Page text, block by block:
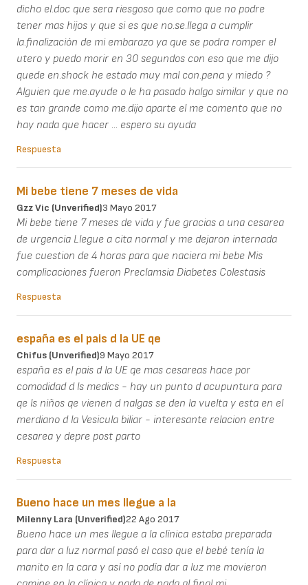
dicho el.doc que sera riesgoso que como que no podre
tener mas hijos y que si es que no.se.llega a cumplir
la.finalización de mi embarazo ya que se podra romper el
utero y puedo morir en 30 segundos con eso que me dijo
quede en.shock he estado muy mal con.pena y miedo ?
Alguien que me.ayude o le ha pasado halgo similar y que no
es tan grande como me.dijo aparte el me comento que no
hay nada que hacer ... espero su ayuda
Respuesta
Mi bebe tiene 7 meses de vida
Gzz Vic (unverified)3 Mayo 2017
Mi bebe tiene 7 meses de vida y fue gracias a una cesarea
de urgencia Llegue a cita normal y me dejaron internada
fue cuestion de 4 horas para que naciera mi bebe Mis
complicaciones fueron Preclamsia Diabetes Colestasis
Respuesta
españa es el pais d la UE qe
Chifus (unverified)9 Mayo 2017
españa es el pais d la UE qe mas cesareas hace por
comodidad d ls medics - hay un punto d acupuntura para
qe ls niños qe vienen d nalgas se den la vuelta y esta en el
merdiano d la Vesicula biliar - interesante relacion entre
cesarea y depre post parto
Respuesta
Bueno hace un mes llegue a la
Milenny Lara (unverified)22 Ago 2017
Bueno hace un mes llegue a la clínica estaba preparada
para dar a luz normal pasó el caso que el bebé tenía la
manito en la cara y así no podía dar a luz me movieron